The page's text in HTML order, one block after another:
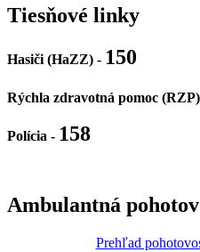
Tiesňové linky
Hasiči (HaZZ) - 150
Rýchla zdravotná pomoc
Polícia - 158
Ambulantná
Prehľad